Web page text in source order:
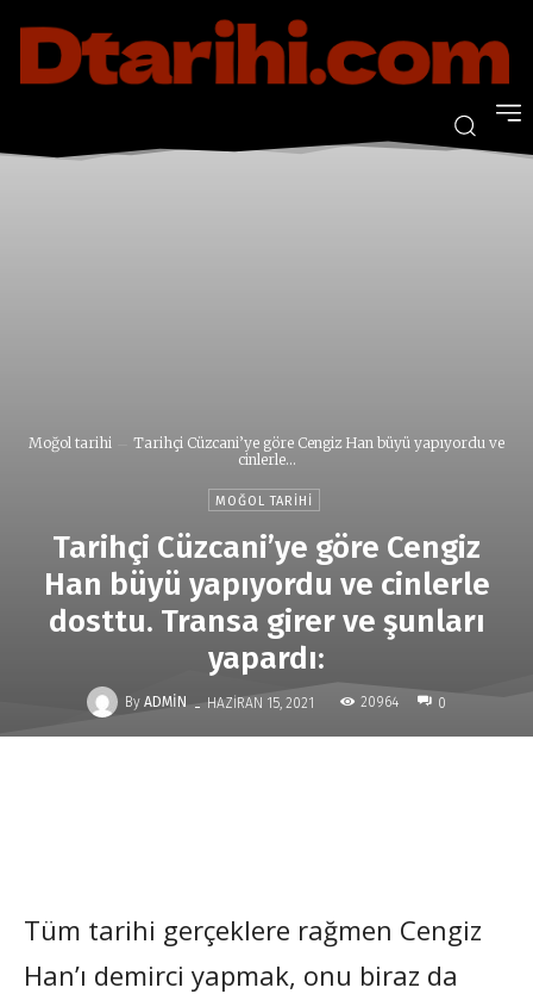
Moğol tarihi
Tarihçi Cüzcani’ye göre Cengiz Han büyü yapıyordu ve
cinlerle...
MOĞOL TARIHI
Tarihçi Cüzcani’ye göre Cengiz
Han büyü yapıyordu ve cinlerle
dosttu. Transa girer ve şunları
yapardı:
By ADMIN - HAZIRAN 15, 2021 20964 0
Tüm tarihi gerçeklere rağmen Cengiz
Han’ı demirci yapmak, onu biraz da